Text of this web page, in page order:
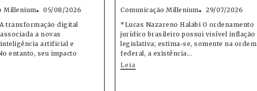
Millenium
05/08/2026
transformação digital
a novas
artificial e
entanto, seu impacto
Comunicação Millenium
29/07/2026
*Lucas Nazareno Halabi O ordenamento
jurídico brasileiro possui visível inflação
legislativa; estima-se, somente na ordem
federal, a existência...
Leia